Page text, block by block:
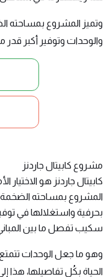
وتميز المشروع بمساحته
والوحدات وتوفير أكبر
مشروع كابيتال جاردنز
كابيتال جاردنز هو الاختيار
المشروع بمساحته الضخمة
بحرفية واستغلالها في
سكيب تفصل ما بين
وهو ما جعل الوحدات
الحياة بكُل تفاصيلها، هذا